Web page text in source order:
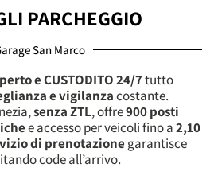
PARCHEGGIO
San Marco
e CUSTODITO 24/7tutto
e vigilanzacostante.
senza ZTL, offre900 posti
e accesso per veicoli fino a2,10
di prenotazione garantisce
code all’arrivo.